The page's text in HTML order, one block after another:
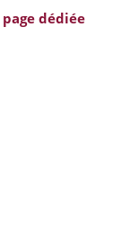
page dédiée